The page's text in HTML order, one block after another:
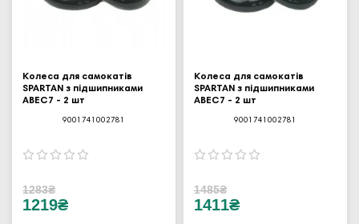
Колеса для самокатів
SPARTAN з підшипниками
ABEC7 - 2 шт
9001741002781
1283₴
1219₴
Колеса для самокатів
SPARTAN з підшипниками
ABEC7 - 2 шт
9001741002781
1485₴
1411₴